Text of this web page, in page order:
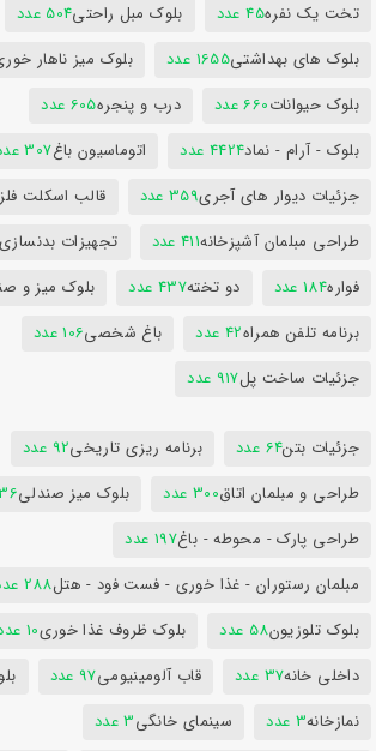
تخت یک نفره45 عدد بلوک مبل راحتی504 عدد
بلوک های بهداشتی1655 عدد بلوک میز ناهار
بلوک حیوانات660 عدد درب و پنجره605 عدد
بلوک - آرام - نماد4424 عدد اتوماسیون باغ307 عدد
جزئیات دیوار های آجری359 عدد قالب اسکلت
طراحی مبلمان آشپزخانه411 عدد تجهیزات بدنسازی
فواره184 عدد دو تخته437 عدد بلوک میز و
برنامه تلفن همراه42 عدد باغ شخصی106 عدد
جزئیات ساخت پل917 عدد
جزئیات بتن64 عدد برنامه ریزی تاریخی92 عدد
طراحی و مبلمان اتاق300 عدد بلوک میز صندلی36
طراحی پارک - محوطه - باغ197 عدد
مبلمان رستوران - غذا خوری - فست فود - هتل288 عدد
بلوک تلوزیون58 عدد بلوک ظروف غذا خوری10 عدد
داخلی خانه37 عدد قاب آلومینیومی97 عدد
نمازخانه3 عدد سینمای خانگی3 عدد